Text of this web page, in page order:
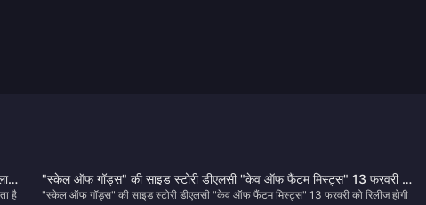
है
"स्केल ऑफ गॉड्स" की साइड स्टोरी डीएलसी "केव ऑफ फैंटम मिस्ट्स" 13 फरवरी को
रिलीज होगी
"स्केल ऑफ गॉड्स" की साइड स्टोरी डीएलसी "केव ऑफ फैंटम मिस्ट्स" 13 फरवरी को रिलीज होगी